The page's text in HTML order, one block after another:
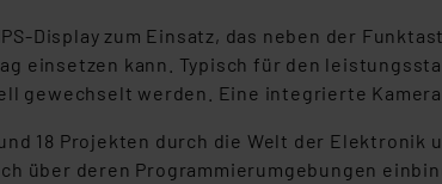
Display zum Einsatz, das neben der
einsetzen kann. Typisch für den
gewechselt werden. Eine integrierte
18 Projekten durch die Welt der Elektronik
über deren Programmierumgebungen